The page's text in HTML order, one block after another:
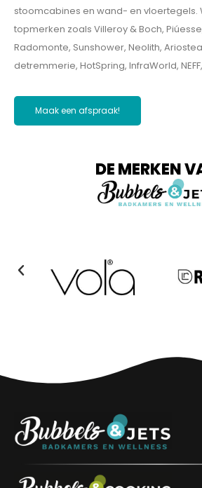
stoomcabines en wand- en vloertegels.
topmerken zoals Villeroy & Boch,
Radomonte, Sunshower, Neolith,
detremmerie, HotSpring, InfraWorld,
Maak een afspraak!
DE MERKEN